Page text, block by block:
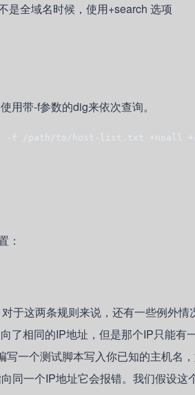
是全域名时候，使用+search 选项
用带-f参数的dig来依次查询。
-f /path/to/host-list.txt +noall
：
于这两条规则来说，还有一些例外情
了相同的IP地址，但是那个IP只能有
一个测试脚本写入你已知的主机名
同一个IP地址它会报错。我们假设这